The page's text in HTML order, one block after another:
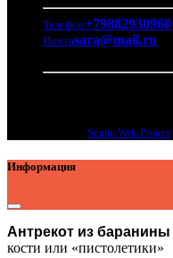
Телефон+79882930960
Почтаsara@mail.ru
Studio Web-Project
Информация
Антрекот из баранины
кости или «пистолетики»